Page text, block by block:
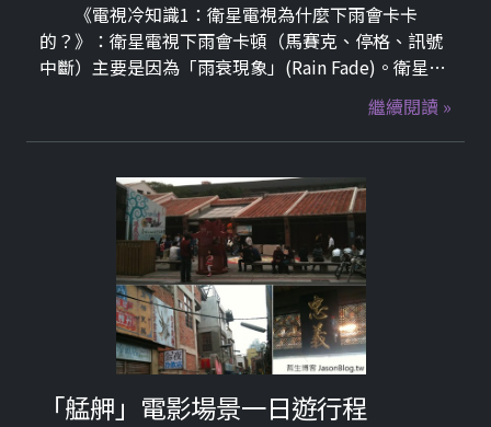
《電視冷知識1：衛星電視為什麼下雨會卡卡
的？》：衛星電視下雨會卡頓（馬賽克、停格、訊號
中斷）主要是因為「雨衰現象」(Rain Fade)。衛星通
常使用高頻率的 Ku 波段傳輸訊號，這些訊號在穿過
厚重雲層和大雨時，容易被雨滴吸收、散射，導致到
達接收天線的訊號強度大幅衰減。挖趣tv是串流平
台，不是衛星電視，所以大家不用害怕下雨會影響畫
繼續閱讀 »
「艋舺」電影場景一日遊行程